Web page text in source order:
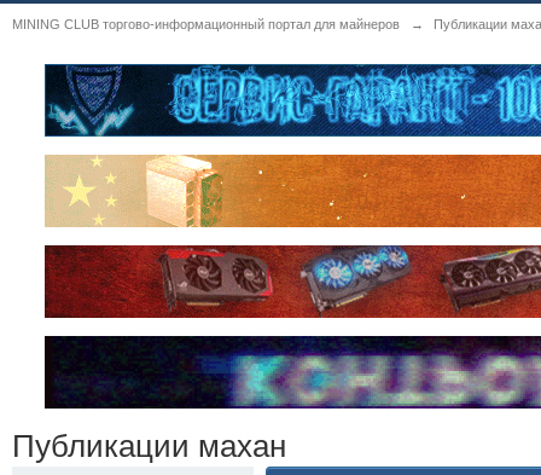
MINING CLUB торгово-информационный портал для майнеров → Публикации
Публикации махан